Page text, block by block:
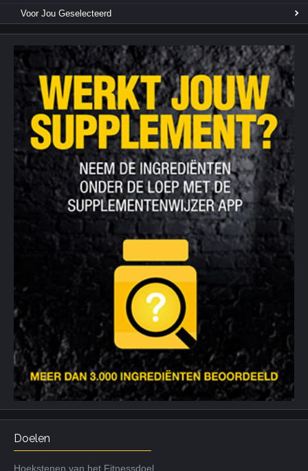
Voor Jou Geselecteerd
Doelen
Hoekstenen van het Fitnessdoel